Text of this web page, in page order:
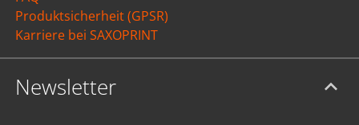
Produktsicherheit (GPSR)
Karriere bei SAXOPRINT
Newsletter